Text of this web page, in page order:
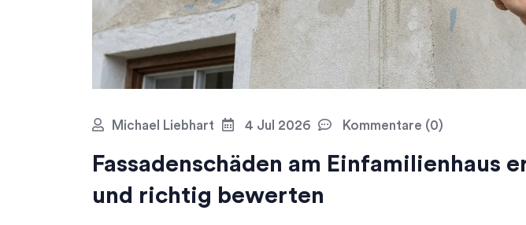
Michael Liebhart 4 Jul 2026 Kommentare (0)
Fassadenschäden am Einfamilienhaus
und richtig bewerten